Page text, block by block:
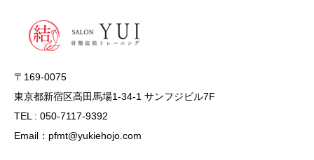
〒169-0075
東京都新宿区高田馬場1-34-1 サンフジビル7F
TEL : 050-7117-9392
Email：pfmt@yukiehojo.com